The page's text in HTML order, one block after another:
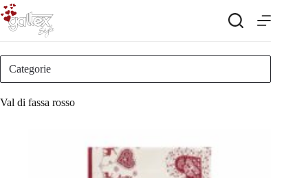
Salta
al
contenuto
Val di fassa rosso
Categorie